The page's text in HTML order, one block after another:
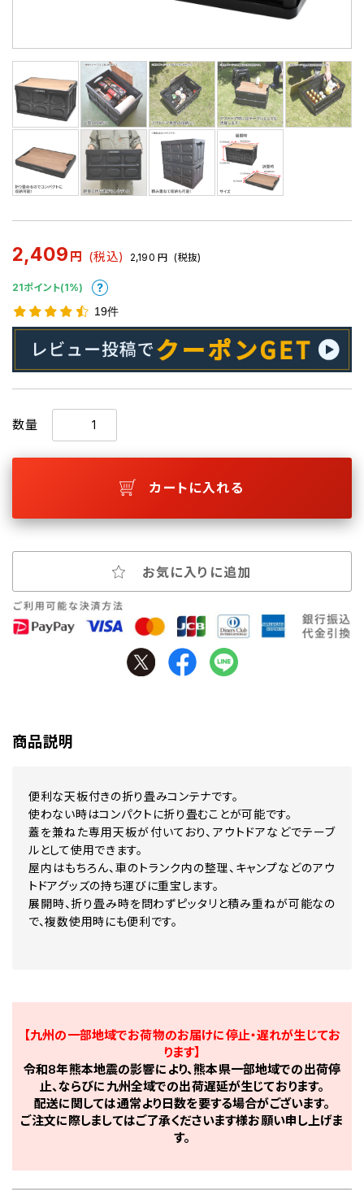
2,409 円 (税込) 2,190 円 (税抜)
21ポイント(1%)
19件
数量
カートに入れる
お気に入りに追加
商品説明
便利な天板付きの折り畳みコンテナです。
使わない時はコンパクトに折り畳むことが可能です。
蓋を兼ねた専用天板が付いており、アウトドアなどでテーブ
ルとして使用できます。
屋内はもちろん、車のトランク内の整理、キャンプなどのアウ
トドアグッズの持ち運びに重宝します。
展開時、折り畳み時を問わずピッタリと積み重ねが可能なの
で、複数使用時にも便利です。
【九州の一部地域でお荷物のお届けに停止・遅れが生じてお
ります】
令和8年熊本地震の影響により、熊本県一部地域での出荷停
止、ならびに九州全域での出荷遅延が生じております。
配送に関しては通常より日数を要する場合がございます。
ご注文に際しましてはご了承くださいます様お願い申し上げま
す。